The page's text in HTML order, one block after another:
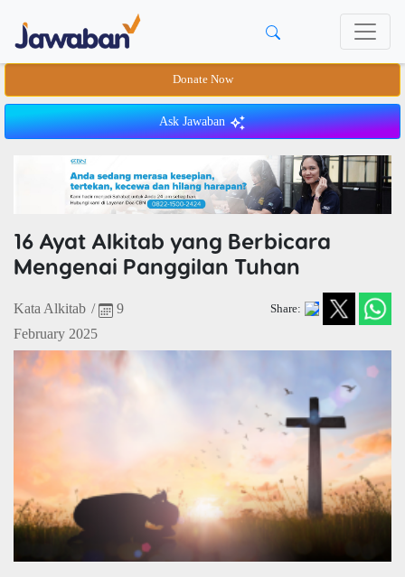
Donate Now
Ask Jawaban
16 Ayat Alkitab yang Berbicara
Mengenai Panggilan Tuhan
Kata Alkitab /
9
February 2025
Share: